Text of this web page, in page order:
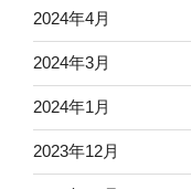
2024年4月
2024年3月
2024年1月
2023年12月